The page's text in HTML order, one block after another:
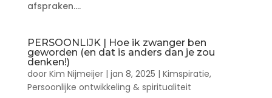
afspraken....
PERSOONLIJK | Hoe ik zwanger ben
geworden (en dat is anders dan je zou
denken!)
door Kim Nijmeijer| jan 8, 2025 | Kimspiratie,
Persoonlijke ontwikkeling & spiritualiteit